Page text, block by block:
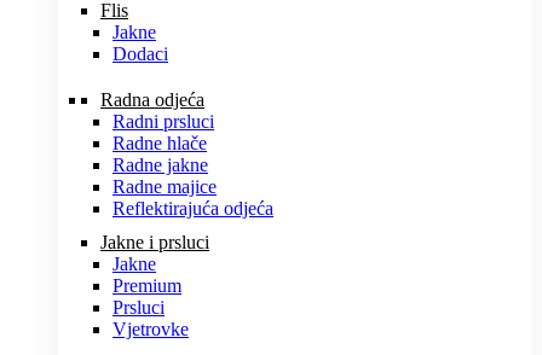
Flis
Jakne
Dodaci
Radna odjeća
Radni prsluci
Radne hlače
Radne jakne
Radne majice
Reflektirajuća odjeća
Jakne i prsluci
Jakne
Premium
Prsluci
Vjetrovke